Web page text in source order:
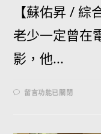
【蘇佑昇 /
老少一定曾在
影，他...
留言功能已關閉